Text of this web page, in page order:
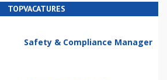
TOPVACATURES
Safety & Compliance Manager